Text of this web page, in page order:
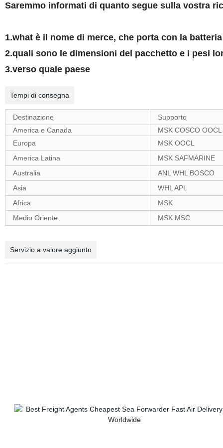
Saremmo informati di quanto segue sulla vostra
1.what è il nome di merce, che porta con la
2.quali sono le dimensioni del pacchetto e i pesi
3.verso quale paese
Tempi di consegna
Destinazione
Supporto
America e Canada
MSK COSCO OOCL
Europa
MSK OOCL
America Latina
MSK SAFMARINE
Australia
ANL WHL BOSCO
Asia
WHL APL
Africa
MSK
Medio Oriente
MSK MSC
Servizio a valore aggiunto